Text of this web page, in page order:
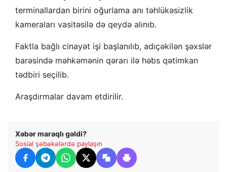
terminallardan birini oğurlama anı təhlükəsizlik
kameraları vasitəsilə də qeydə alınıb.
Faktla bağlı cinayət işi başlanılıb, adıçəkilən şəxslər
barəsində məhkəmənin qərarı ilə həbs qətimkan
tədbiri seçilib.
Araşdırmalar davam etdirilir.
Xəbər maraqlı gəldi?
Sosial şəbəkələrdə paylaşın